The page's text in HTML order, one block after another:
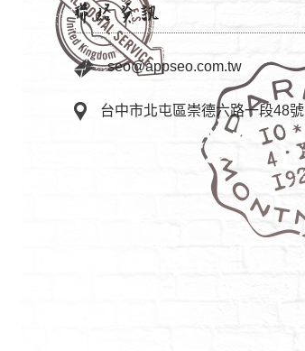
seo@appseo.com.tw
台中市北屯區崇德六路一段48號